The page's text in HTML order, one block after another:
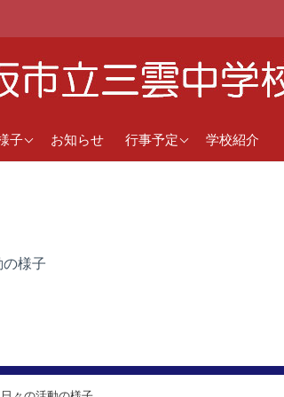
子 お知らせ 行事予定
直近の行事予定学校紹介
の様子
カ